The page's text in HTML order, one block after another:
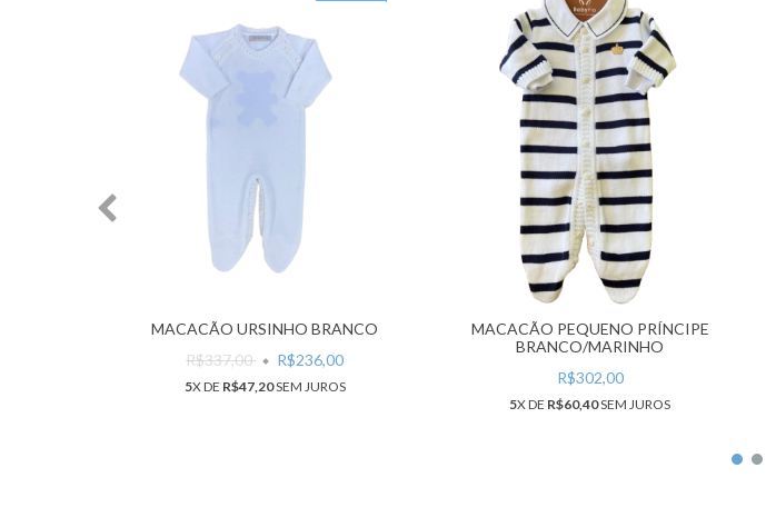
MACACÃO URSINHO BRANCO
R$337,00
R$236,00
5X DE R$47,20SEM JUROS
MACACÃO PEQUENO PRÍNCIPE
BRANCO/MARINHO
R$302,00
5X DE R$60,40SEM JUROS